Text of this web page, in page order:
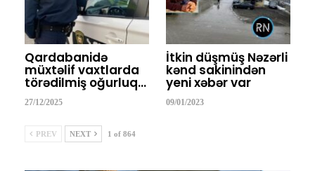
Qardabanidə
müxtəlif vaxtlarda
törədilmiş oğurluq…
27/12/2025
İtkin düşmüş Nəzərli
kənd sakinindən
yeni xəbər var
09/01/2023
PREV NEXT 1 of 864